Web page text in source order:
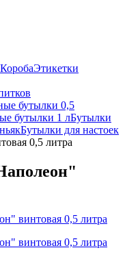
КоробаЭтикетки
бутылки 0,5
бутылки 1 лБутылки
Бутылки для настоек
0,5 литра